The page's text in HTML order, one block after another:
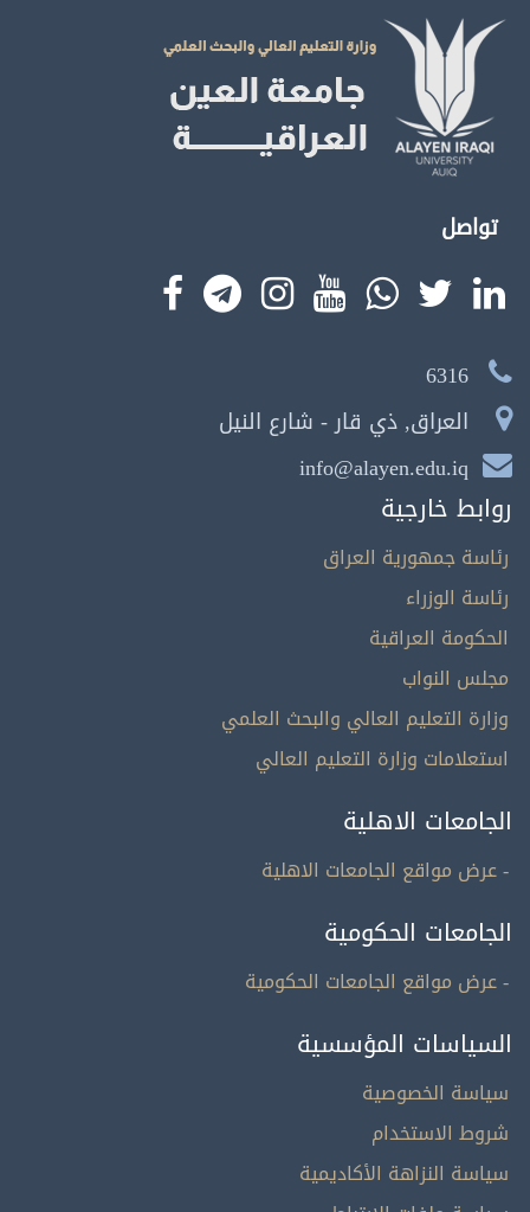
تواصل
6316
العراق, ذي قار - شارع النيل
info@alayen.edu.iq
روابط خارجية
رئاسة جمهورية العراق
رئاسة الوزراء
الحكومة العراقية
مجلس النواب
وزارة التعليم العالي والبحث العلمي
استعلامات وزارة التعليم العالي
الجامعات الاهلية
- عرض مواقع الجامعات الاهلية
الجامعات الحكومية
- عرض مواقع الجامعات الحكومية
السياسات المؤسسية
سياسة الخصوصية
شروط الاستخدام
سياسة النزاهة الأكاديمية